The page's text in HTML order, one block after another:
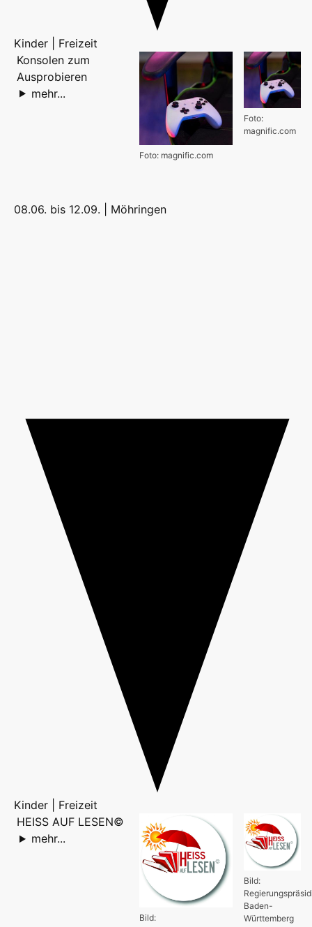
Kinder | Freizeit
Foto:
magnific.com
Foto: magnific.com
Konsolen zum
Ausprobieren
mehr...
08.06. bis 12.09. | Möhringen
Kinder | Freizeit
Bild:
Baden-
Württemberg
Bild:
HEISS AUF LESEN©
mehr...